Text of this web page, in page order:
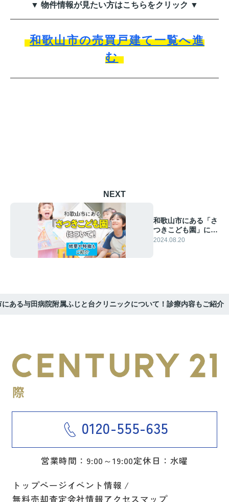
▼ 物件情報が見たい方はこちらをクリック ▼
和歌山市の売買戸建て一覧へ進
む
NEXT
和歌山市にある「さ
つきこども園」につ
いて！概要や特徴も
2024.08.20
にある与田病院附属ふじと台クリニックについて！診療内容もご紹介
0120-555-635
営業時間：9:00～19:00定休日：水曜
トップページイベント情報
無料売却査定会社情報アクセスマップ